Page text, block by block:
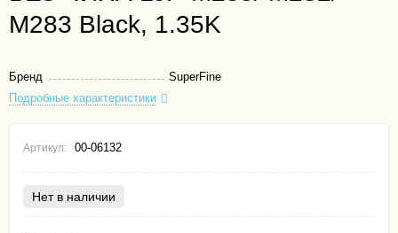
M283 Black, 1.35K
Бренд
SuperFine
Подробные характеристики
Артикул: 00-06132
Нет в наличии